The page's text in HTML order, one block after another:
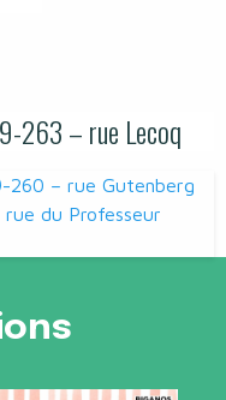
263 – rue Lecoq
260 – rue Gutenberg
rue du Professeur